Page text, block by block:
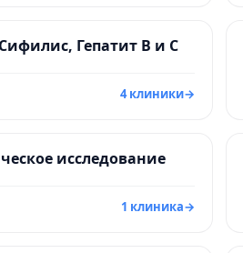
Гепатит В и С
4 клиники→
исследование
1 клиника→